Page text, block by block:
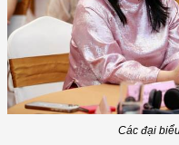
Các đại